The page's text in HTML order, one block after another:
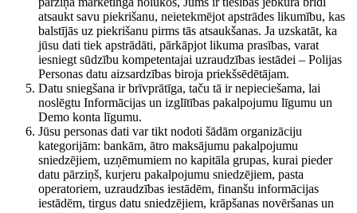
atsaukt savu piekrišanu, neietekmējot apstrādes likumību, kas
balstījās uz piekrišanu pirms tās atsaukšanas. Ja uzskatāt, ka
jūsu dati tiek apstrādāti, pārkāpjot likuma prasības, varat
iesniegt sūdzību kompetentajai uzraudzības iestādei – Polijas
Personas datu aizsardzības biroja priekšsēdētājam.
Datu sniegšana ir brīvprātīga, taču tā ir nepieciešama, lai
noslēgtu Informācijas un izglītības pakalpojumu līgumu un
Demo konta līgumu.
Jūsu personas dati var tikt nodoti šādām organizāciju
kategorijām: bankām, ātro maksājumu pakalpojumu
sniedzējiem, uzņēmumiem no kapitāla grupas, kurai pieder
datu pārziņš, kurjeru pakalpojumu sniedzējiem, pasta
operatoriem, uzraudzības iestādēm, finanšu informācijas
iestādēm, tirgus datu sniedzējiem, krāpšanas novēršanas un